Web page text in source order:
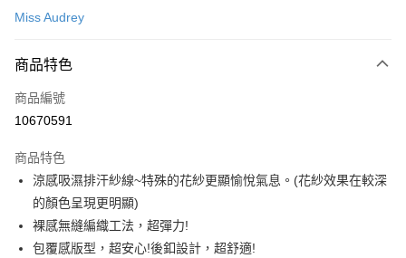
LINE Pay
Apple Pay
Google Pay
全支付
全盈+PAY
Miss Audrey
商品特色
商品編號
10670591
商品特色
涼感吸濕排汗紗線~特殊的花紗更顯愉悅氣息。(花紗效果在較深
的顏色呈現更明顯)
裸感無縫編織工法，超彈力!
包覆感版型，超安心!後釦設計，超舒適!